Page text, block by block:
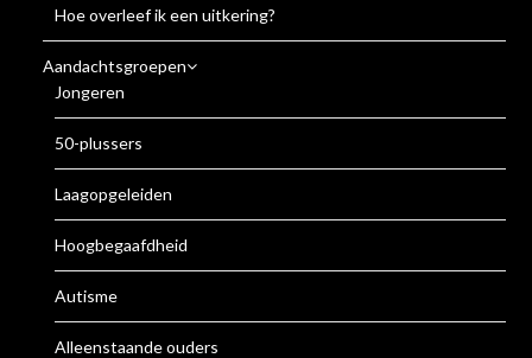
Hoe overleef ik een uitkering?
Aandachtsgroepen
Jongeren
50-plussers
Laagopgeleiden
Hoogbegaafdheid
Autisme
Alleenstaande ouders